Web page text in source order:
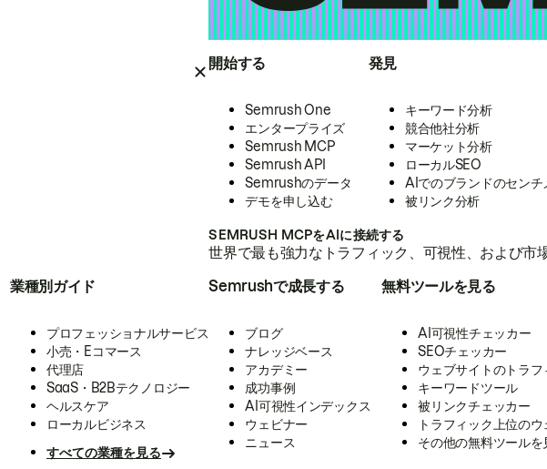
開始する
Semrush One
エンタープライズ
Semrush MCP
Semrush API
Semrushのデータ
デモを申し込む
発見
キーワード分析
競合他社分析
マーケット分析
ローカルSEO
AIでのブランドのセンチ
被リンク分析
SEMRUSH MCPをAIに接続する
世界で最も強力なトラフィック、可視性、および
業種別ガイド
プロフェッショナルサービス
小売・Eコマース
代理店
SaaS・B2Bテクノロジー
ヘルスケア
ローカルビジネス
すべての業種を見る
Semrushで成長する
ブログ
ナレッジベース
アカデミー
成功事例
AI可視性インデックス
ウェビナー
ニュース
無料ツールを見る
AI可視性チェッカー
SEOチェッカー
ウェブサイトのトラ
キーワードツール
被リンクチェッカー
トラフィック上位の
その他の無料ツールを